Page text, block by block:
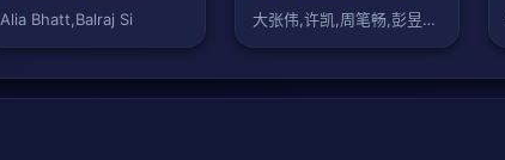
Alia Bhatt,Balraj Si 大张伟,许凯,周笔畅,彭昱畅,张真源